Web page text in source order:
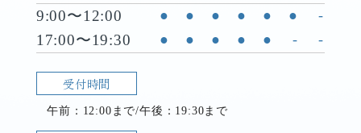
9:00〜12:00
● ● ● ● ● ● -
17:00〜19:30 ● ● ● ● ● - -
受付時間
午前：12:00まで/午後：19:30まで